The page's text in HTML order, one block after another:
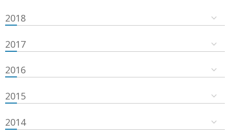
2018
2017
2016
2015
2014